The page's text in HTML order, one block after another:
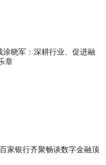
晓军：深耕行业、促进融
章
家银行齐聚畅谈数字金融顶